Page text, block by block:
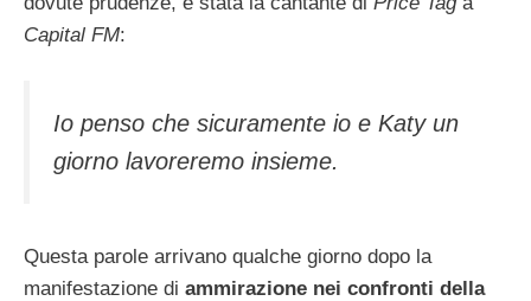
Capital FM:
Io penso che sicuramente io e Katy un
giorno lavoreremo insieme.
Questa parole arrivano qualche giorno dopo la
manifestazione di ammirazione nei confronti della